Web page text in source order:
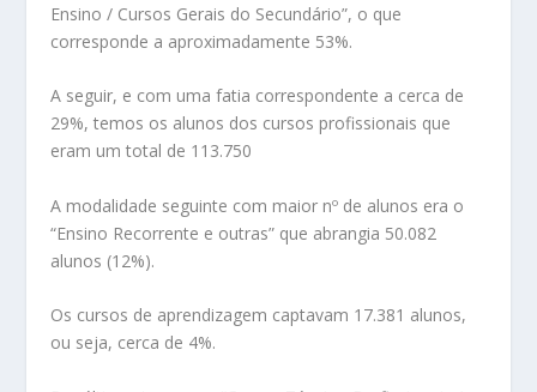
Ensino / Cursos Gerais do Secundário”, o que
corresponde a aproximadamente 53%.
A seguir, e com uma fatia correspondente a cerca de
29%, temos os alunos dos cursos profissionais que
eram um total de 113.750
A modalidade seguinte com maior nº de alunos era o
“Ensino Recorrente e outras” que abrangia 50.082
alunos (12%).
Os cursos de aprendizagem captavam 17.381 alunos,
ou seja, cerca de 4%.